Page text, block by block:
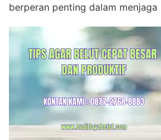
berperan penting dalam menjaga